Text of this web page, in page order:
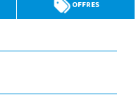
OFFRES